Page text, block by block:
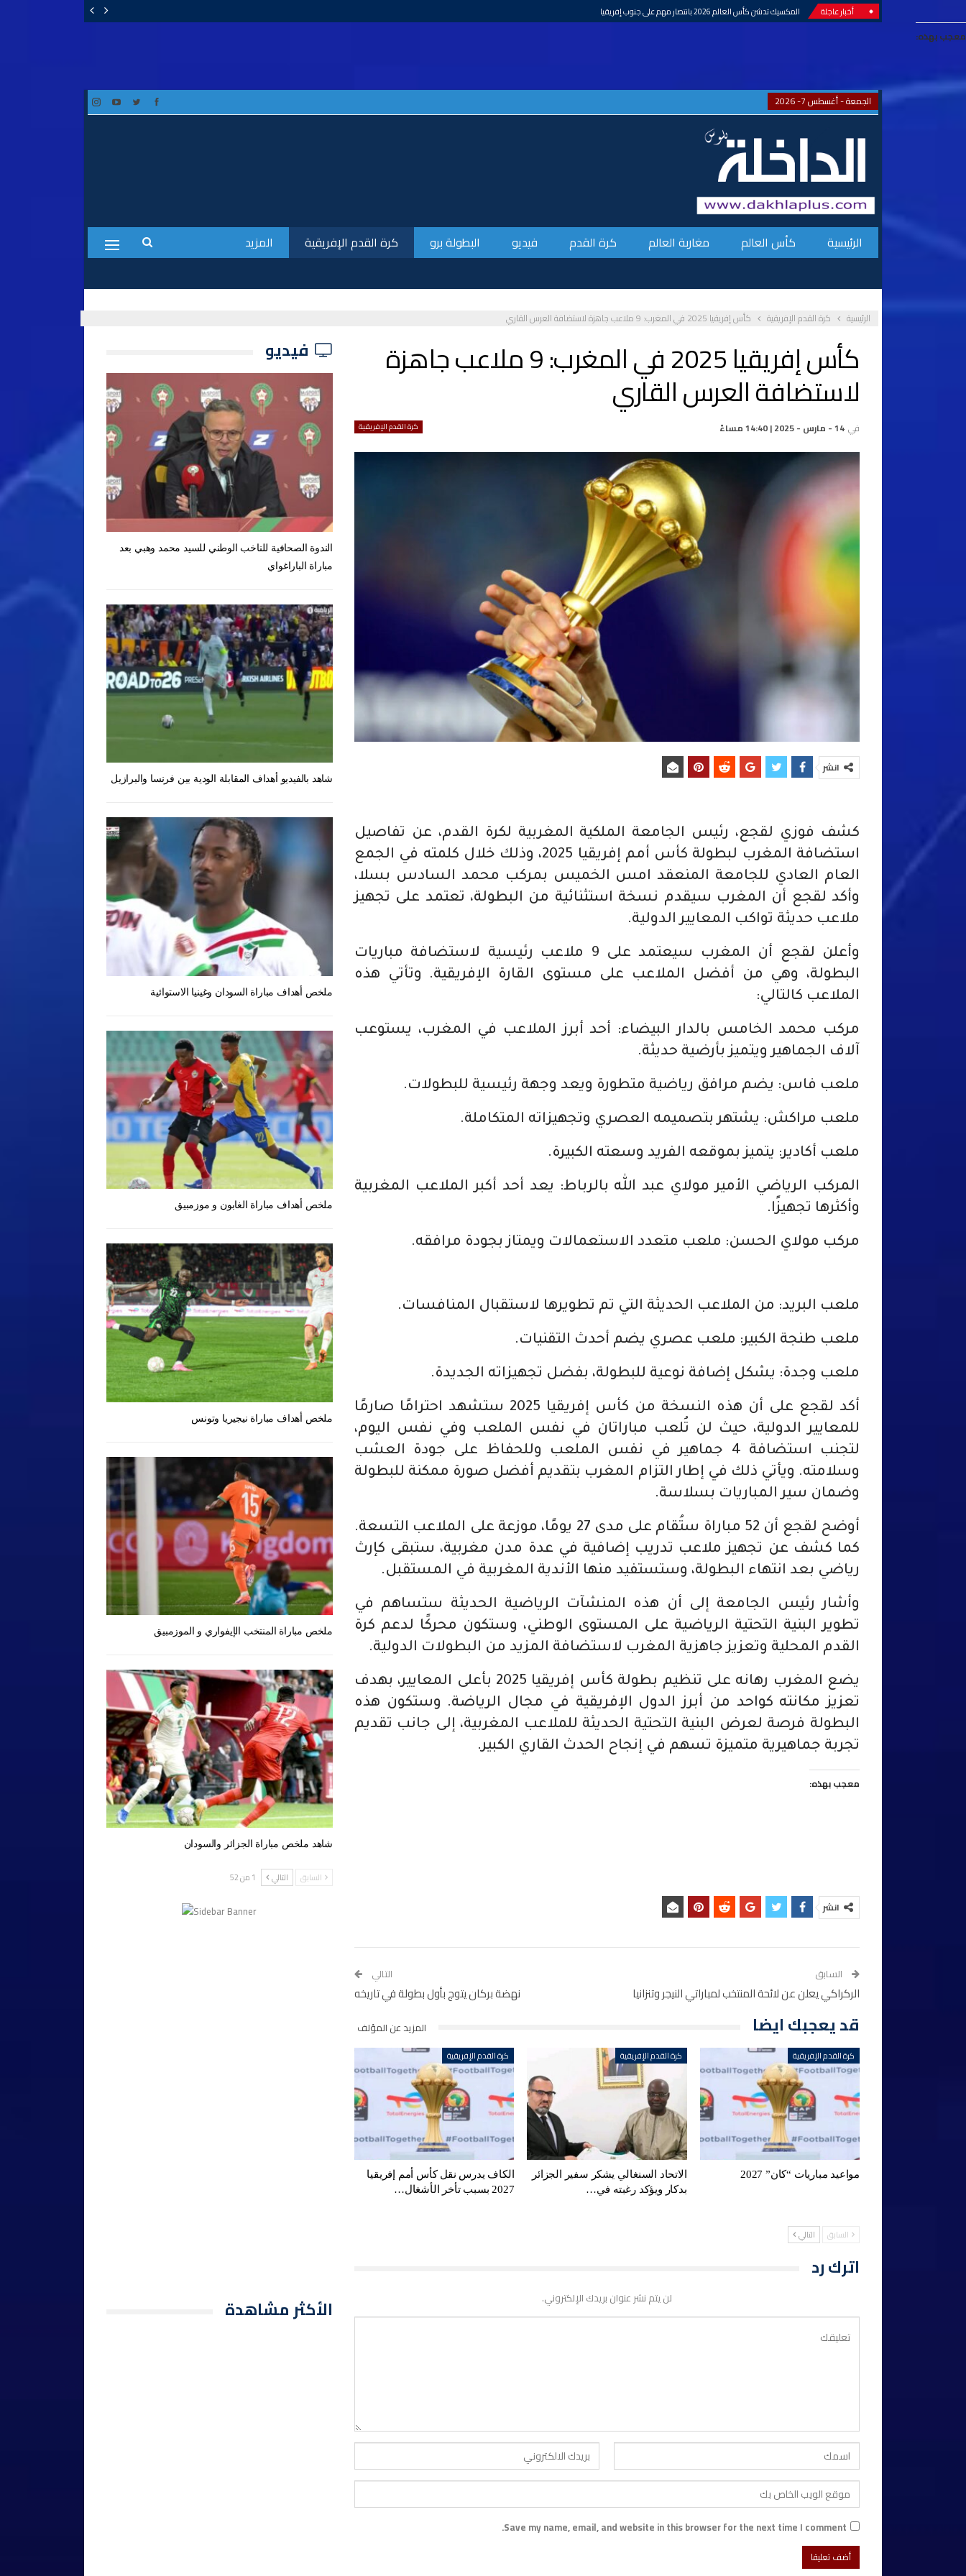
أخبار عاجلة بلاغ..أيوب بوعدي أضحى مؤهلا لتمثيل المنتخب الوطني المغربي
معجب بهذه:
الجمعة - أغسطس 7- 2026
الرئيسية كأس العالم مغاربة العالم كرة القدم فيديو البطولة برو كرة القدم الإفريقية المزيد
الرئيسية كرة القدم الإفريقية كأس إفريقيا 2025 في المغرب: 9 ملاعب جاهزة لاستضافة العرس القاري
كأس إفريقيا 2025 في المغرب: 9 ملاعب جاهزة
لاستضافة العرس القاري
كرة القدم الإفريقية في 14 - مارس - 2025 | 14:40 مساءً
انشر
كشف فوزي لقجع، رئيس الجامعة الملكية المغربية لكرة القدم، عن تفاصيل
استضافة المغرب لبطولة كأس أمم إفريقيا 2025، وذلك خلال كلمته في الجمع
العام العادي للجامعة المنعقد امس الخميس بمركب محمد السادس بسلا،
وأكد لقجع أن المغرب سيقدم نسخة استثنائية من البطولة، تعتمد على تجهيز
ملاعب حديثة تواكب المعايير الدولية.
وأعلن لقجع أن المغرب سيعتمد على 9 ملاعب رئيسية لاستضافة مباريات
البطولة، وهي من أفضل الملاعب على مستوى القارة الإفريقية. وتأتي هذه
الملاعب كالتالي:
مركب محمد الخامس بالدار البيضاء: أحد أبرز الملاعب في المغرب، يستوعب
آلاف الجماهير ويتميز بأرضية حديثة.
ملعب فاس: يضم مرافق رياضية متطورة ويعد وجهة رئيسية للبطولات.
ملعب مراكش: يشتهر بتصميمه العصري وتجهيزاته المتكاملة.
ملعب أكادير: يتميز بموقعه الفريد وسعته الكبيرة.
المركب الرياضي الأمير مولاي عبد الله بالرباط: يعد أحد أكبر الملاعب المغربية
وأكثرها تجهيزًا.
مركب مولاي الحسن: ملعب متعدد الاستعمالات ويمتاز بجودة مرافقه.
ملعب البريد: من الملاعب الحديثة التي تم تطويرها لاستقبال المنافسات.
ملعب طنجة الكبير: ملعب عصري يضم أحدث التقنيات.
ملعب وجدة: يشكل إضافة نوعية للبطولة، بفضل تجهيزاته الجديدة.
أكد لقجع على أن هذه النسخة من كأس إفريقيا 2025 ستشهد احترامًا صارمًا
للمعايير الدولية، حيث لن تُلعب مباراتان في نفس الملعب وفي نفس اليوم،
لتجنب استضافة 4 جماهير في نفس الملعب وللحفاظ على جودة العشب
وسلامته. ويأتي ذلك في إطار التزام المغرب بتقديم أفضل صورة ممكنة للبطولة
وضمان سير المباريات بسلاسة.
أوضح لقجع أن 52 مباراة ستُقام على مدى 27 يومًا، موزعة على الملاعب التسعة.
كما كشف عن تجهيز ملاعب تدريب إضافية في عدة مدن مغربية، ستبقى كإرث
رياضي بعد انتهاء البطولة، وستستفيد منها الأندية المغربية في المستقبل.
وأشار رئيس الجامعة إلى أن هذه المنشآت الرياضية الحديثة ستساهم في
تطوير البنية التحتية الرياضية على المستوى الوطني، وستكون محركًا لدعم كرة
القدم المحلية وتعزيز جاهزية المغرب لاستضافة المزيد من البطولات الدولية.
يضع المغرب رهانه على تنظيم بطولة كأس إفريقيا 2025 بأعلى المعايير، بهدف
تعزيز مكانته كواحد من أبرز الدول الإفريقية في مجال الرياضة. وستكون هذه
البطولة فرصة لعرض البنية التحتية الحديثة للملاعب المغربية، إلى جانب تقديم
تجربة جماهيرية متميزة تسهم في إنجاح الحدث القاري الكبير.
معجب بهذه:
انشر
السابق
الركراكي يعلن عن لائحة المنتخب لمباراتي النيجر وتنزانيا
التالي
نهضة بركان يتوج بأول بطولة في تاريخه
قد يعجبك ايضا المزيد عن المؤلف
كرة القدم الإفريقية
مواعيد مباريات “كان” 2027
كرة القدم الإفريقية
الاتحاد السنغالي يشكر سفير الجزائر
بدكار ويؤكد رغبته في…
كرة القدم الإفريقية
الكاف يدرس نقل كأس أمم إفريقيا
2027 بسبب تأخر الأشغال…
السابق التالي
اترك رد
لن يتم نشر عنوان بريدك الإلكتروني.
Save my name, email, and website in this browser for the next time I comment.
فيديو
الندوة الصحافية للناخب الوطني للسيد محمد وهبي بعد
مباراة الباراغواي
شاهد بالفيديو أهداف المقابلة الودية بين فرنسا والبرازيل
ملخص أهداف مباراة السودان وغينيا الاستوائية
ملخص أهداف مباراة الغابون و موزمبيق
ملخص أهداف مباراة نيجيريا وتونس
ملخص مباراة المنتخب الإيفواري و الموزمبيق
شاهد ملخص مباراة الجزائر والسودان
السابق التالي 1 من 52
الأكثر مشاهدة